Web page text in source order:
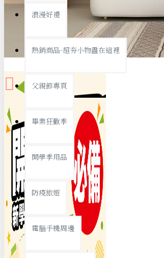
置物架/收納櫃
銅板精選
19元專區
39元專區
節慶熱賣
浪漫好禮
熱銷商品-超夯小物盡在這裡
父親節專頁
畢業狂歡季
開學季用品
防疫旅遊
電腦手機周邊